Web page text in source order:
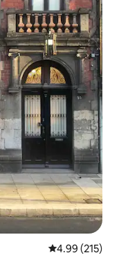
レビュー215
4.99 (215)